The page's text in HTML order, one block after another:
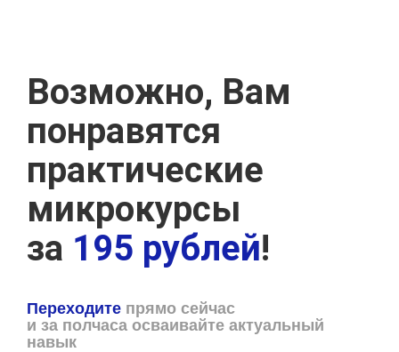
Возможно, Вам
понравятся
практические
микрокурсы
за 195 рублей!
Переходите прямо сейчас
и за полчаса осваивайте актуальный
навык